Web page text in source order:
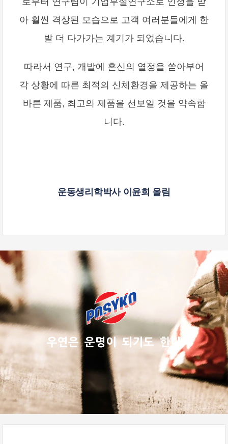
아 훨씬 격상된 모습으로 고객 여러분들에게 한
발 더 다가가는 계기가 되었습니다.
따라서 연구, 개발에 혼신의 열정을 쏟아부어
각 상황에 따른 최적의 신체환경을 제공하는 올
바른 제품, 최고의 제품을 선보일 것을 약속합
니다.
운동생리학박사 이윤희 올림
우연은 운명이 되기도 한다